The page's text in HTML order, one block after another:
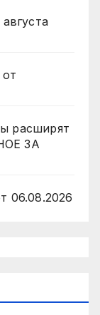
расширят
ЗА
06.08.2026